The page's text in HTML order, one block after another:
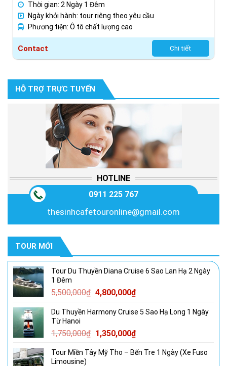
Thời gian: 2 Ngày 1 Đêm
Ngày khởi hành: tour riêng theo yêu cầu
Phương tiện: Ô tô chất lượng cao
Contact Chi tiết
HỖ TRỢ TRỰC TUYẾN
HOTLINE
0911 225 767
thesinhcafetouronline@gmail.com
TOUR MỚI
Tour Du Thuyền Diana Cruise 6 Sao Lan Hạ 2 Ngày
1 Đêm
5,500,000₫ Giá
là:
4,800,000₫Giá
tại
4,800,000₫.
Du Thuyền Harmony Cruise 5 Sao Hạ Long 1 Ngày
Từ Hanoi
1,750,000₫ Giá
là:
1,350,000₫Giá
tại
Tour Miền Tây Mỹ Tho – Bến Tre 1 Ngày (Xe Fuso
Limousine)